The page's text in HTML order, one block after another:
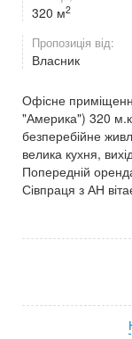
320 м2
Пропозиція від:
Власник
Офісне
"Америка") 320
безперебійне
велика кухня,
Попередній
Сівпраця з АН